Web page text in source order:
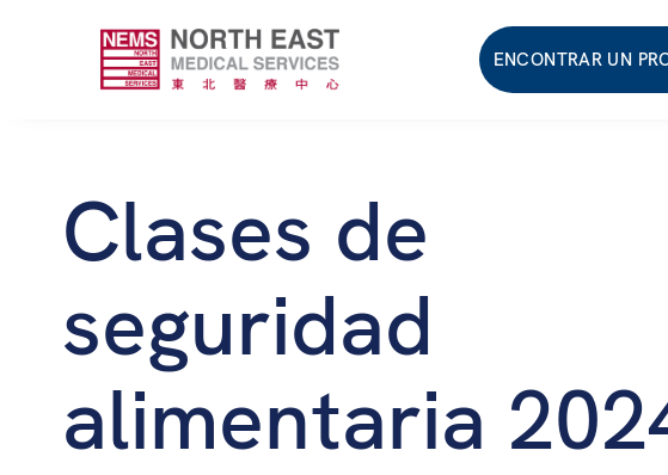
ENCONTRAR UN
Clases de
seguridad
alimentaria